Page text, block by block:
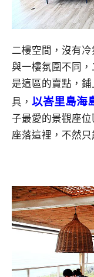
二樓空間，沒有
與一樓氛圍不同
是這區的賣點，
具， 以峇里島海
子最愛的景觀座
座落這裡，不然只